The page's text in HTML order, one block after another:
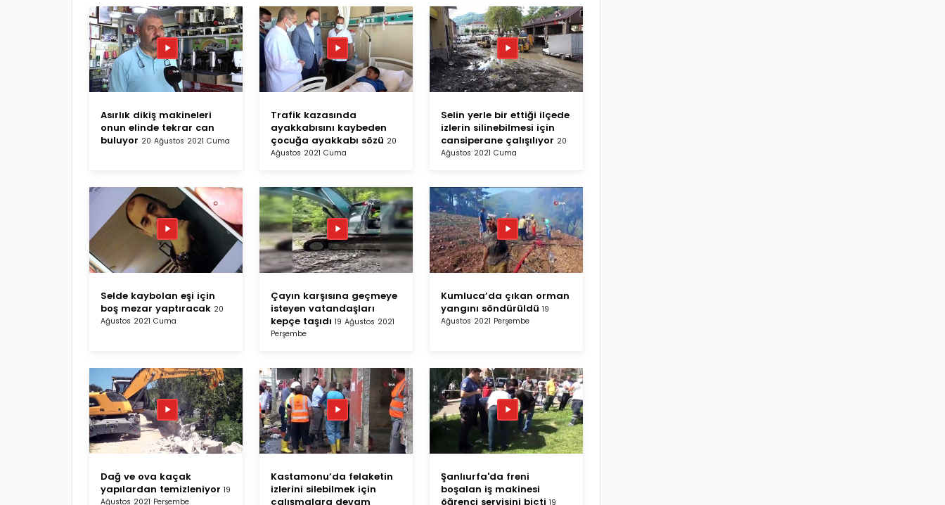
Asırlık dikiş makineleri
onun elinde tekrar can
buluyor 20 Ağustos 2021 Cuma
Trafik kazasında
ayakkabısını kaybeden
çocuğa ayakkabı sözü 20
Ağustos 2021 Cuma
Selin yerle bir ettiği ilçede
izlerin silinebilmesi için
cansiperane çalışılıyor 20
Ağustos 2021 Cuma
Selde kaybolan eşi için
boş mezar yaptıracak 20
Ağustos 2021 Cuma
Çayın karşısına geçmeye
isteyen vatandaşları
kepçe taşıdı 19 Ağustos 2021
Perşembe
Kumluca’da çıkan orman
yangını söndürüldü 19
Ağustos 2021 Perşembe
Dağ ve ova kaçak
yapılardan temizleniyor 19
Ağustos 2021 Perşembe
Kastamonu’da felaketin
izlerini silebilmek için
çalışmalara devam
Şanlıurfa'da freni
boşalan iş makinesi
öğrenci servisini biçti 19